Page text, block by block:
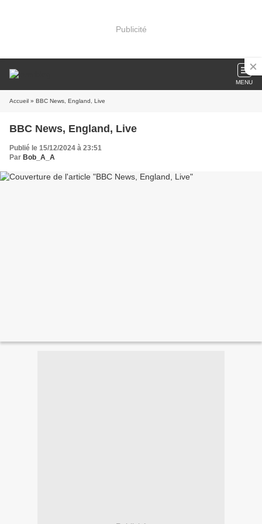
Publicité
MENU
Accueil » BBC News, England, Live
BBC News, England, Live
Publié le 15/12/2024 à 23:51
Par Bob_A_A